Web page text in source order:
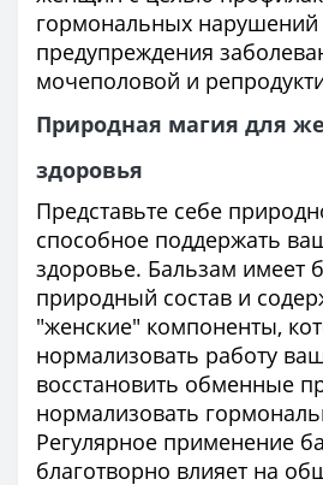
гормональных нарушений
предупреждения
мочеполовой и
Природная магия для
здоровья
Представьте себе
способное поддержать
здоровье. Бальзам имеет
природный состав и
"женские" компоненты,
нормализовать работу
восстановить обменные
нормализовать
Регулярное применение
благотворно влияет на